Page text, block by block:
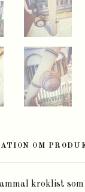
OM
kroklist